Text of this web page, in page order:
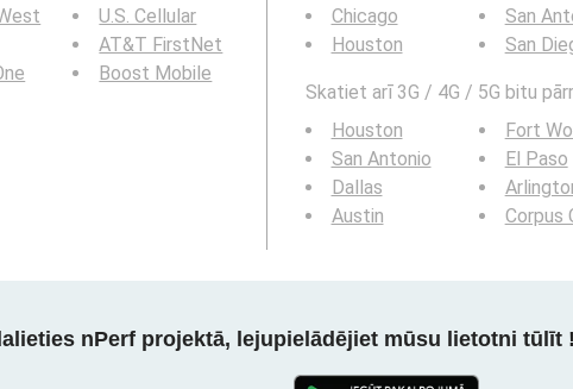
U.S. Cellular
AT&T FirstNet
Boost Mobile
Chicago
Houston
San
San
Skatiet arī 3G / 4G / 5G bitu
Houston
San Antonio
Dallas
Austin
Fort
El Paso
Corpus
nPerf projektā, lejupielādējiet mūsu lietotni tūlīt !